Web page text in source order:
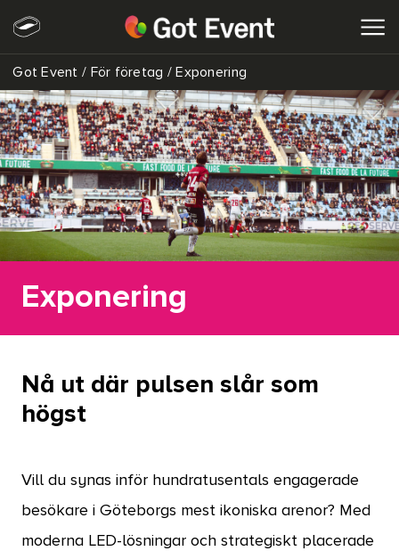
SÖK
Got Event / För företag / Exponering
Exponering
Nå ut där pulsen slår som
högst
Vill du synas inför hundratusentals engagerade
besökare i Göteborgs mest ikoniska arenor? Med
moderna LED-lösningar och strategiskt placerade